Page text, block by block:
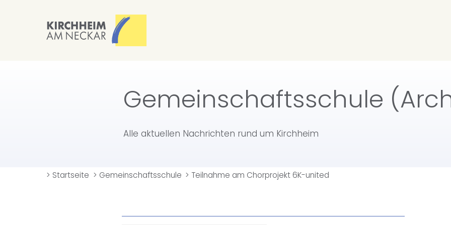
Gemeinschaftsschule
Alle aktuellen Nachrichten rund um Kirchheim
> Startseite > Gemeinschaftsschule > Teilnahme am Chorprojekt 6K-united